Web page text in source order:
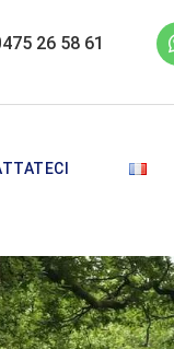
26 58 61